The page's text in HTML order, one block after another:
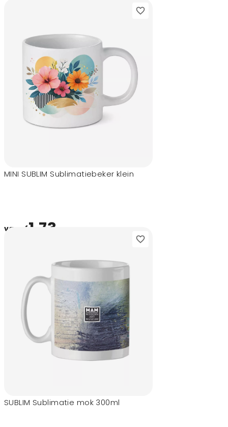
MINI SUBLIM Sublimatiebeker klein
vanaf1,73
SUBLIM Sublimatie mok 300ml